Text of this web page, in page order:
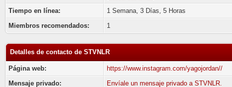
Tiempo en línea:
1 Semana, 3 Días, 5 Horas
Miembros recomendados:
1
Detalles de contacto de STVNLR
Página web:
https://www.instagram.com/yagojordan//
Mensaje privado:
Envíale un mensaje privado a STVNLR.